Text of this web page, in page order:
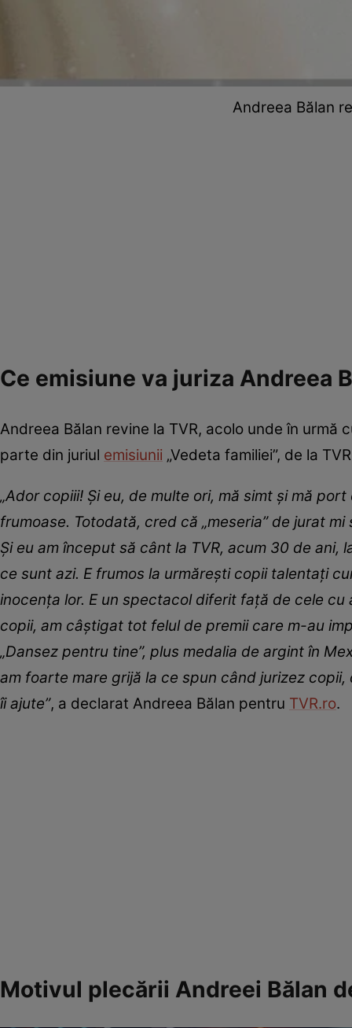
Andreea Bălan
Ce emisiune va juriza Andreea
Andreea Bălan revine la TVR, acolo unde în
parte din juriul emisiunii „Vedeta familiei”, de la
„Ador copiii! Și eu, de multe ori, mă simt și mă
frumoase. Totodată, cred că „meseria” de jurat
Şi eu am început să cânt la TVR, acum 30 de
ce sunt azi. E frumos la urmărești copii talentați
inocența lor. E un spectacol diferit față de cele
copii, am câștigat tot felul de premii care m-au
„Dansez pentru tine”, plus medalia de argint în
am foarte mare grijă la ce spun când jurizez
îi ajute”, a declarat Andreea Bălan pentru TVR.ro.
Motivul plecării Andreei Bălan